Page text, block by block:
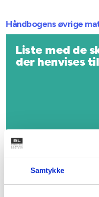
Samtykke
Håndbogens øvrige
Liste med de
der henvises